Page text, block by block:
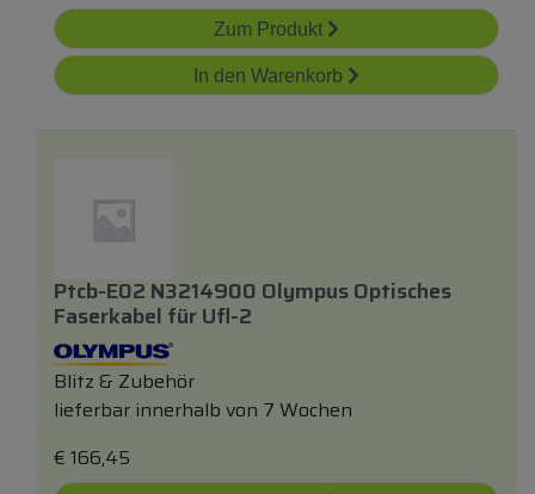
Zum Produkt
In den Warenkorb
Ptcb-E02 N3214900 Olympus Optisches
Faserkabel fürUfl-2
Blitz & Zubehör
lieferbar innerhalb von 7 Wochen
€ 166,45